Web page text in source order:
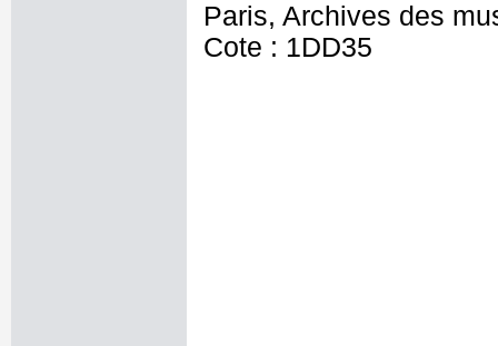
Paris, Archives des
Cote : 1DD35